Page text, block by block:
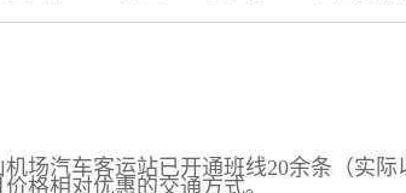
场汽车客运站已开通班线20余条（实
格相对优惠的交通方式。